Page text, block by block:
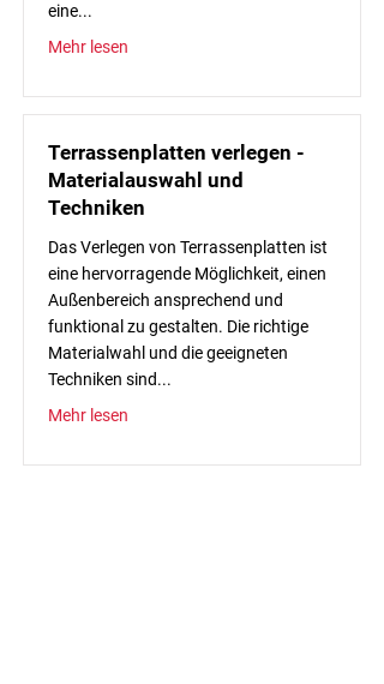
eine...
Mehr lesen
Terrassenplatten verlegen -
Materialauswahl und
Techniken
Das Verlegen von Terrassenplatten ist
eine hervorragende Möglichkeit, einen
Außenbereich ansprechend und
funktional zu gestalten. Die richtige
Materialwahl und die geeigneten
Techniken sind...
Mehr lesen